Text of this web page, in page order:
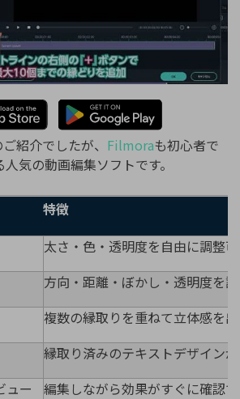
紹介でしたが、 Filmoraも初心者で
気の動画編集ソフトです。
特徴
太さ・色・透明度を自由に調整
方向・距離・ぼかし・透明度を
複数の縁取りを重ねて立体感を
縁取り済みのテキストデザイン
ュー
編集しながら効果がすぐに確認